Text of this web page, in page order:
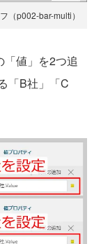
（p002-bar-multi）
値」を2つ追
「B社」「C